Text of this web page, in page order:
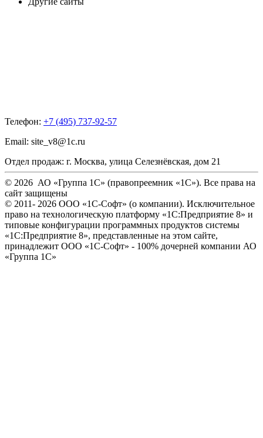
Телефон: +7 (495) 737-92-57
Email: site_v8@1c.ru
Отдел продаж: г. Москва, улица Селезнёвская, дом 21
© 2026 АО «Группа 1С» (правопреемник «1С»). Все права на
сайт защищены
© 2011- 2026 ООО «1С-Софт» (о компании). Исключительное
право на технологическую платформу «1С:Предприятие 8» и
типовые конфигурации программных продуктов системы
«1С:Предприятие 8», представленные на этом сайте,
принадлежит ООО «1С-Софт» - 100% дочерней компании АО
«Группа 1С»